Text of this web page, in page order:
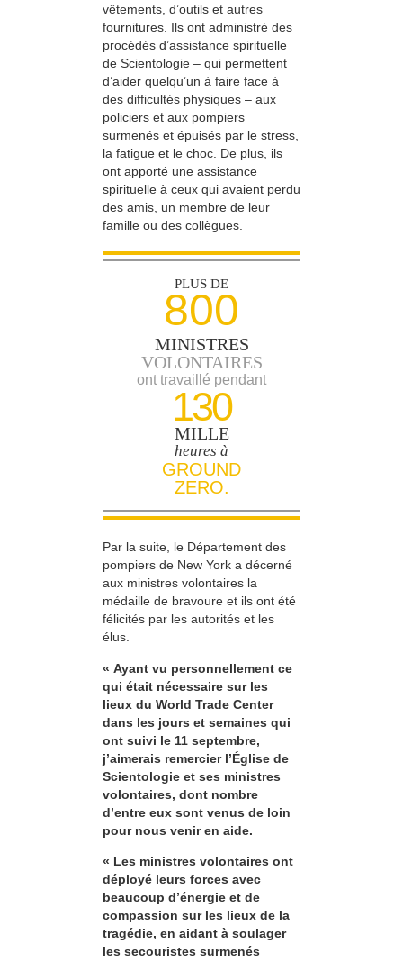
vêtements, d’outils et autres
fournitures. Ils ont administré des
procédés d’assistance spirituelle
de Scientologie – qui permettent
d’aider quelqu’un à faire face à
des difficultés physiques – aux
policiers et aux pompiers
surmenés et épuisés par le stress,
la fatigue et le choc. De plus, ils
ont apporté une assistance
spirituelle à ceux qui avaient perdu
des amis, un membre de leur
famille ou des collègues.
PLUS DE
800
MINISTRES
VOLONTAIRES
ont travaillé pendant
130
MILLE
heures à
GROUND
ZERO.
Par la suite, le Département des
pompiers de New York a décerné
aux ministres volontaires la
médaille de bravoure et ils ont été
félicités par les autorités et les
élus.
« Ayant vu personnellement ce
qui était nécessaire sur les
lieux du World Trade Center
dans les jours et semaines qui
ont suivi le 11 septembre,
j’aimerais remercier l’Église de
Scientologie et ses ministres
volontaires, dont nombre
d’entre eux sont venus de loin
pour nous venir en aide.
« Les ministres volontaires ont
déployé leurs forces avec
beaucoup d’énergie et de
compassion sur les lieux de la
tragédie, en aidant à soulager
les secouristes surmenés